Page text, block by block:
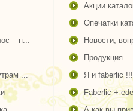
– п...
...
акции
опечатки
новости,
продукция
я и faberlic !!!
faberlic +